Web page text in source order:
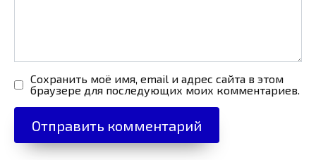
Сохранить моё имя, email и адрес сайта в этом
браузере для последующих моих комментариев.